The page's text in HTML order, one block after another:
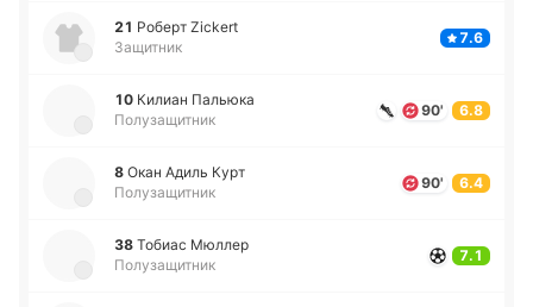
21 Роберт Zickert
Защитник
7.6
10 Килиан Па­лью­ка
Полузащитник
90' 6.8
8 Окан Адиль Курт
Полузащитник
90' 6.4
38 Тобиас Мюллер
Полузащитник
7.1